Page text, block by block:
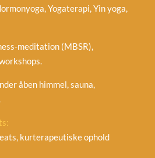
Yogaterapi, Yin yoga,
meditation (MBSR),
åben himmel, sauna,
kurterapeutiske ophold